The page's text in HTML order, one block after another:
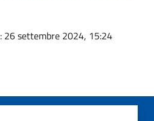
: 26 settembre 2024, 15:24